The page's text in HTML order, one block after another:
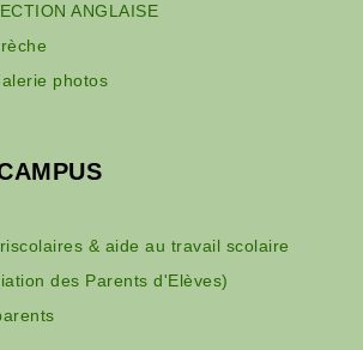
ANGLAISE
photos
& aide au travail scolaire
des Parents d'Elèves)